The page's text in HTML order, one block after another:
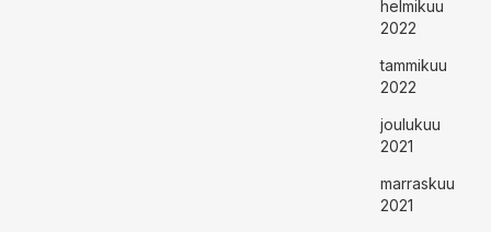
helmikuu
2022
tammikuu
2022
joulukuu
2021
marraskuu
2021